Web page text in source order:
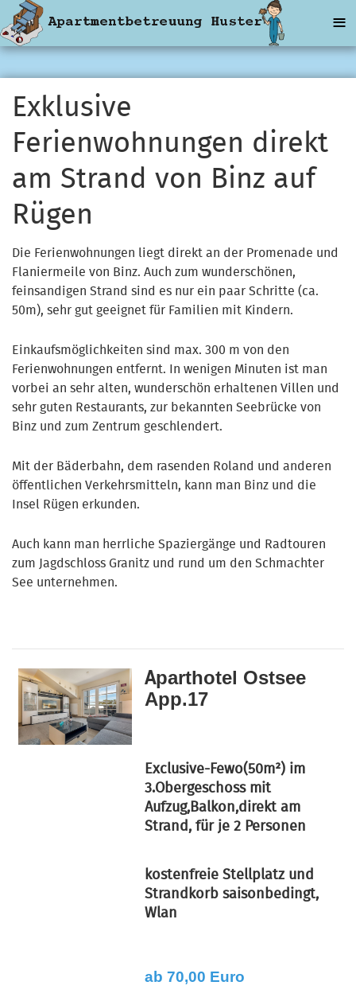
≡
Exklusive
Ferienwohnungen direkt
am Strand von Binz auf
Rügen
Die Ferienwohnungen liegt direkt an der Promenade und
Flaniermeile von Binz. Auch zum wunderschönen,
feinsandigen Strand sind es nur ein paar Schritte (ca.
50m), sehr gut geeignet für Familien mit Kindern.
Einkaufsmöglichkeiten sind max. 300 m von den
Ferienwohnungen entfernt.
In wenigen Minuten ist man
vorbei an sehr alten, wunderschön erhaltenen Villen und
sehr guten Restaurants, zur bekannten Seebrücke von
Binz und zum Zentrum geschlendert.
Mit der Bäderbahn, dem rasenden Roland und anderen
öffentlichen Verkehrsmitteln, kann man Binz und die
Insel Rügen erkunden.
Auch kann man herrliche Spaziergänge und Radtouren
zum Jagdschloss Granitz und rund um den Schmachter
See unternehmen.
Aparthotel Ostsee
App.17
Exclusive-Fewo(50m²) im
3.Obergeschoss mit
Aufzug,Balkon,direkt am
Strand, für je 2 Personen
kostenfreie Stellplatz und
Strandkorb saisonbedingt,
Wlan
ab 70,00 Euro